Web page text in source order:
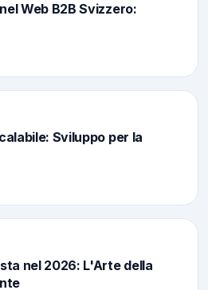
Web B2B Svizzero:
Sviluppo per la
nel 2026: L'Arte della